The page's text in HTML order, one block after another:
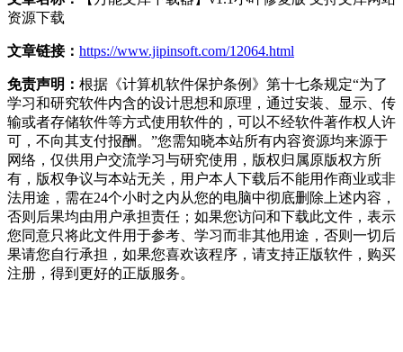
资源下载
文章链接： https://www.jipinsoft.com/12064.html
免责声明： 根据《计算机软件保护条例》第十七条规定“为了
学习和研究软件内含的设计思想和原理，通过安装、显示、传
输或者存储软件等方式使用软件的，可以不经软件著作权人许
可，不向其支付报酬。”您需知晓本站所有内容资源均来源于
网络，仅供用户交流学习与研究使用，版权归属原版权方所
有，版权争议与本站无关，用户本人下载后不能用作商业或非
法用途，需在24个小时之内从您的电脑中彻底删除上述内容，
否则后果均由用户承担责任；如果您访问和下载此文件，表示
您同意只将此文件用于参考、学习而非其他用途，否则一切后
果请您自行承担，如果您喜欢该程序，请支持正版软件，购买
注册，得到更好的正版服务。